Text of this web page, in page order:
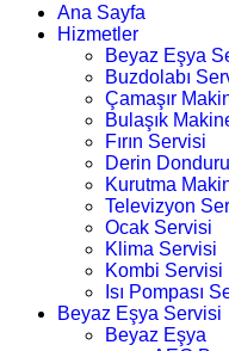
Ana Sayfa
Hizmetler
Beyaz Eşya
Buzdolabı
Çamaşır
Bulaşık
Fırın Servisi
Derin
Kurutma
Televizyon
Ocak Servisi
Klima Servisi
Kombi Servisi
Isı Pompası
Beyaz Eşya Servisi
Beyaz Eşya